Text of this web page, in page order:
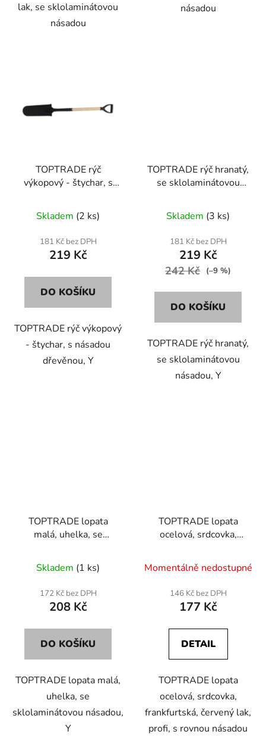
lak, se sklolaminátovou
násadou
násadou
TOPTRADE rýč
výkopový - štychar, s
Skladem (2 ks)
181 Kč bez DPH
219 Kč
DO KOŠÍKU
TOPTRADE rýč výkopový
- štychar, s násadou
dřevěnou, Y
TOPTRADE rýč hranatý,
se sklolaminátovou
Skladem (3 ks)
181 Kč bez DPH
219 Kč
242 Kč (–9 %)
DO KOŠÍKU
TOPTRADE rýč hranatý,
se sklolaminátovou
násadou, Y
TOPTRADE lopata
malá, uhelka, se
násadou, Y
Skladem (1 ks)
172 Kč bez DPH
208 Kč
DO KOŠÍKU
TOPTRADE lopata malá,
uhelka, se
sklolaminátovou násadou,
Y
TOPTRADE lopata
ocelová, srdcovka,
lak, profi, s rovnou
násadou
Momentálně nedostupné
146 Kč bez DPH
177 Kč
DETAIL
TOPTRADE lopata
ocelová, srdcovka,
frankfurtská, červený lak,
profi, s rovnou násadou